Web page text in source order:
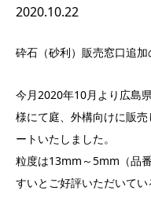
2020.10.22
砕石（砂利）販売窓口追加
今月2020年10月より広島
様にて庭、外構向けに販
ートいたしました。
粒度は13mm～5mm（品
すいとご好評いただいてい